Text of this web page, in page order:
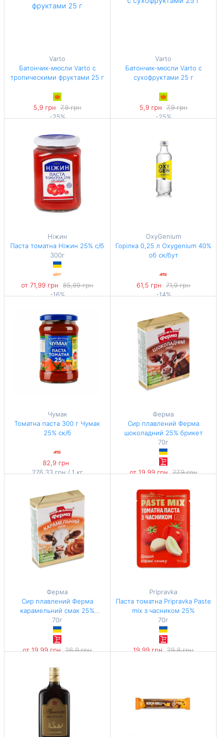
Varto
Батончик-мюсли Varto с
тропическими фруктами 25 г
5,9 грн 7,9 грн
-25%
Varto
Батончик-мюсли Varto с
сухофруктами 25 г
5,9 грн 7,9 грн
-25%
Ніжин
Паста томатна Ніжин 25% с/б
300г
от 71,99 грн
85,99 грн
-16%
OxyGenium
Горілка 0,25 л Oxygenium 40%
об ск/бут
61,5 грн 71,9 грн
-14%
Чумак
Томатна паста 300 г Чумак
25% ск/б
82,9 грн
276,33 грн / 1 кг
Ферма
Сир плавлений Ферма
шоколадний 25% брикет
70г
от 19,99 грн 27,9 грн
285,57 грн / 1 кг
Ферма
Сир плавлений Ферма
карамельний смак 25%
брикет
70г
от 19,99 грн 26,9 грн
285,57 грн / 1 кг
Pripravka
Паста томатна Pripravka Paste
mix з часником 25%
70г
19,99 грн 29,8 грн